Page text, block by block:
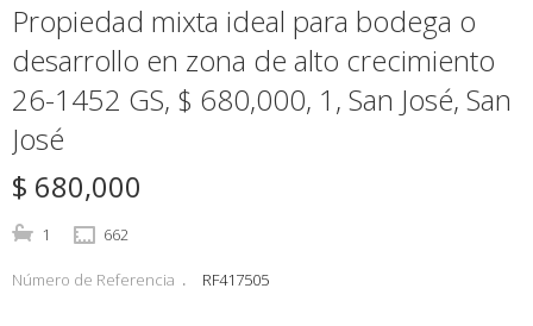
Propiedad mixta ideal para bodega o
desarrollo en zona de alto crecimiento
26-1452 GS, $ 680,000, 1, San José, San
José
$ 680,000
1 662
Número de Referencia RF417505